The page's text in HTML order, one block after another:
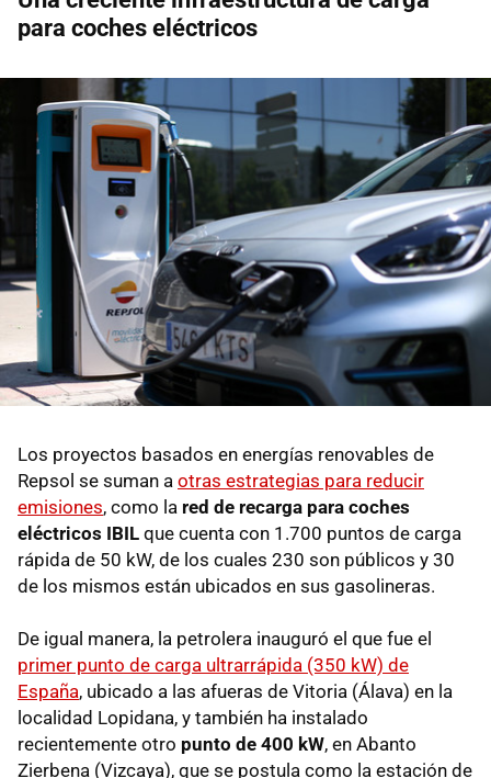
para coches eléctricos
Los proyectos basados en energías renovables de
Repsol se suman a otras estrategias para reducir
emisiones, como la red de recarga para coches
eléctricos IBIL que cuenta con 1.700 puntos de carga
rápida de 50 kW, de los cuales 230 son públicos y 30
de los mismos están ubicados en sus gasolineras.
De igual manera, la petrolera inauguró el que fue el
primer punto de carga ultrarrápida (350 kW) de
España, ubicado a las afueras de Vitoria (Álava) en la
localidad Lopidana, y también ha instalado
recientemente otro punto de 400 kW, en Abanto
Zierbena (Vizcaya), que se postula como la estación de